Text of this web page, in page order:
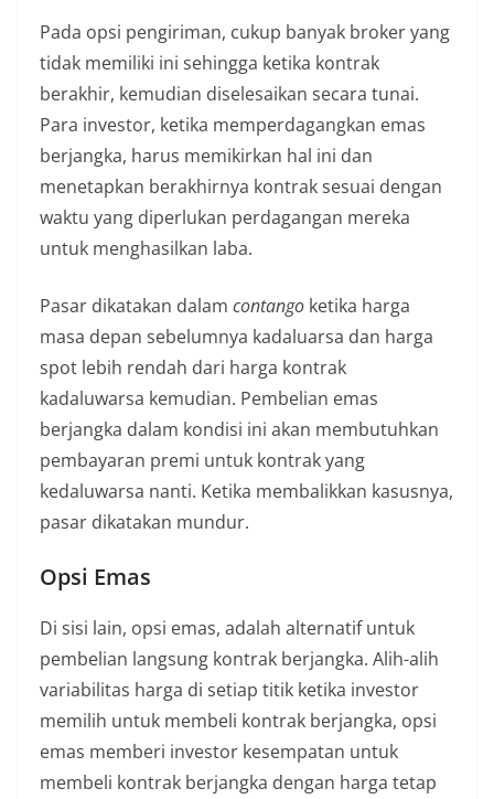
Pada opsi pengiriman, cukup banyak broker yang
tidak memiliki ini sehingga ketika kontrak
berakhir, kemudian diselesaikan secara tunai.
Para investor, ketika memperdagangkan emas
berjangka, harus memikirkan hal ini dan
menetapkan berakhirnya kontrak sesuai dengan
waktu yang diperlukan perdagangan mereka
untuk menghasilkan laba.
Pasar dikatakan dalam contango ketika harga
masa depan sebelumnya kadaluarsa dan harga
spot lebih rendah dari harga kontrak
kadaluwarsa kemudian. Pembelian emas
berjangka dalam kondisi ini akan membutuhkan
pembayaran premi untuk kontrak yang
kedaluwarsa nanti. Ketika membalikkan kasusnya,
pasar dikatakan mundur.
Opsi Emas
Di sisi lain, opsi emas, adalah alternatif untuk
pembelian langsung kontrak berjangka. Alih-alih
variabilitas harga di setiap titik ketika investor
memilih untuk membeli kontrak berjangka, opsi
emas memberi investor kesempatan untuk
membeli kontrak berjangka dengan harga tetap